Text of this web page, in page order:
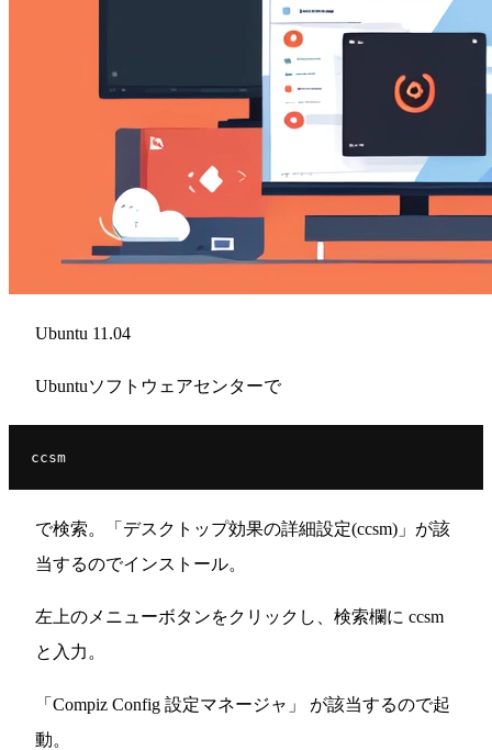
Ubuntu 11.04
Ubuntuソフトウェアセンターで
ccsm
で検索。「デスクトップ効果の詳細設定(ccsm)」が該
当するのでインストール。
左上のメニューボタンをクリックし、検索欄に ccsm
と入力。
「Compiz Config 設定マネージャ」 が該当するので起
動。